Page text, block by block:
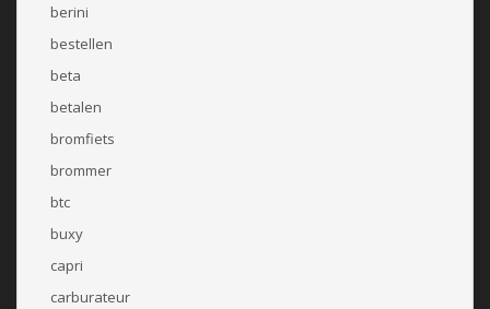
berini
bestellen
beta
betalen
bromfiets
brommer
btc
buxy
capri
carburateur